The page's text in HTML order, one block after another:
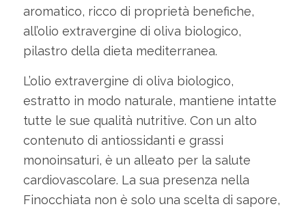
aromatico, ricco di proprietà benefiche,
all’olio extravergine di oliva biologico,
pilastro della dieta mediterranea.
L’olio extravergine di oliva biologico,
estratto in modo naturale, mantiene intatte
tutte le sue qualità nutritive. Con un alto
contenuto di antiossidanti e grassi
monoinsaturi, è un alleato per la salute
cardiovascolare. La sua presenza nella
Finocchiata non è solo una scelta di sapore,